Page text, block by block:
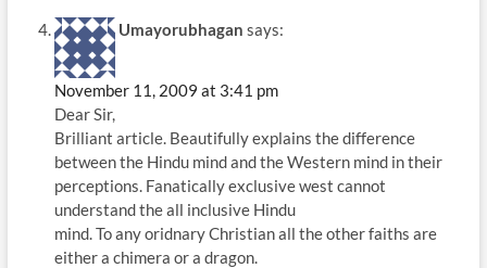
Umayorubhagan says:
November 11, 2009 at 3:41 pm
Dear Sir,
Brilliant article. Beautifully explains the difference
between the Hindu mind and the Western mind in their
perceptions. Fanatically exclusive west cannot
understand the all inclusive Hindu
mind. To any oridnary Christian all the other faiths are
either a chimera or a dragon.